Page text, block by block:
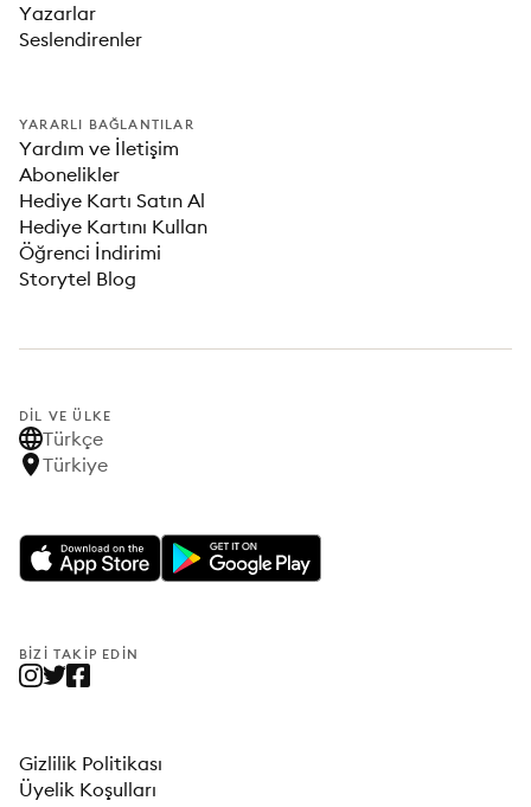
Yazarlar
Seslendirenler
YARARLI BAĞLANTILAR
Yardım ve İletişim
Abonelikler
Hediye Kartı Satın Al
Hediye Kartını Kullan
Öğrenci İndirimi
Storytel Blog
DIL VE ÜLKE
Türkçe
Türkiye
BIZI TAKIP EDIN
Gizlilik Politikası
Üyelik Koşulları